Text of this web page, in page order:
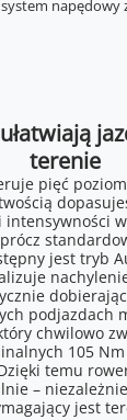
terenie
pięć
jest tryb
podjazdach
chwilowo
105
temu
–
jest